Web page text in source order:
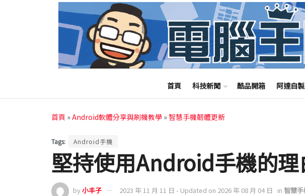
首頁 科技新聞 酷品開箱 阿達自
首頁 »Android軟體分享與刷機教學 »智慧手機韌體更新
Tags: Android手機
堅持使用Android手機的理
by小丰子 2023 年 11 月 11 日 - Updated on 2026 年 08 月 04 日 in 智慧